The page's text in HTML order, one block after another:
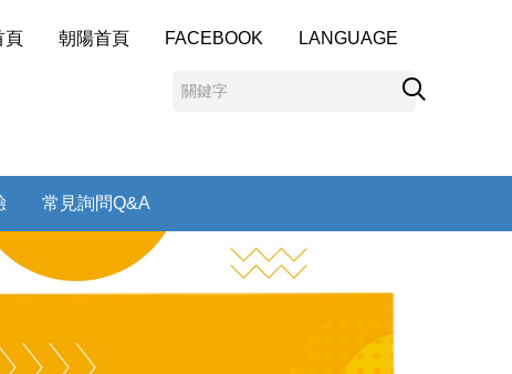
頁 朝陽首頁 FACEBOOK LANGUAGE
常見詢問Q&A